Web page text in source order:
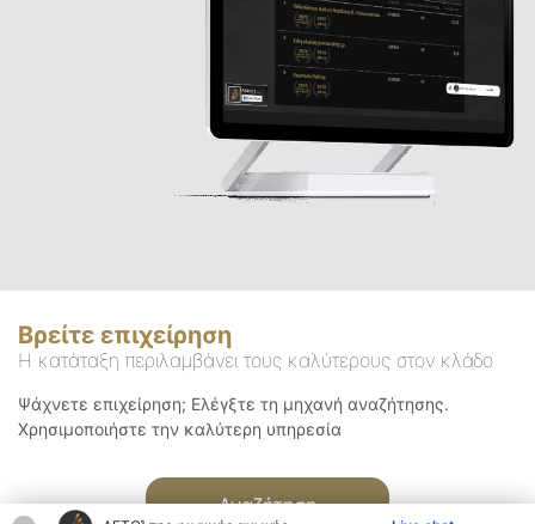
Βρείτε επιχείρηση
Η κατάταξη περιλαμβάνει τους καλύτερους στον κλάδο
Ψάχνετε επιχείρηση; Ελέγξτε τη μηχανή αναζήτησης.
Χρησιμοποιήστε την καλύτερη υπηρεσία
Αναζήτηση